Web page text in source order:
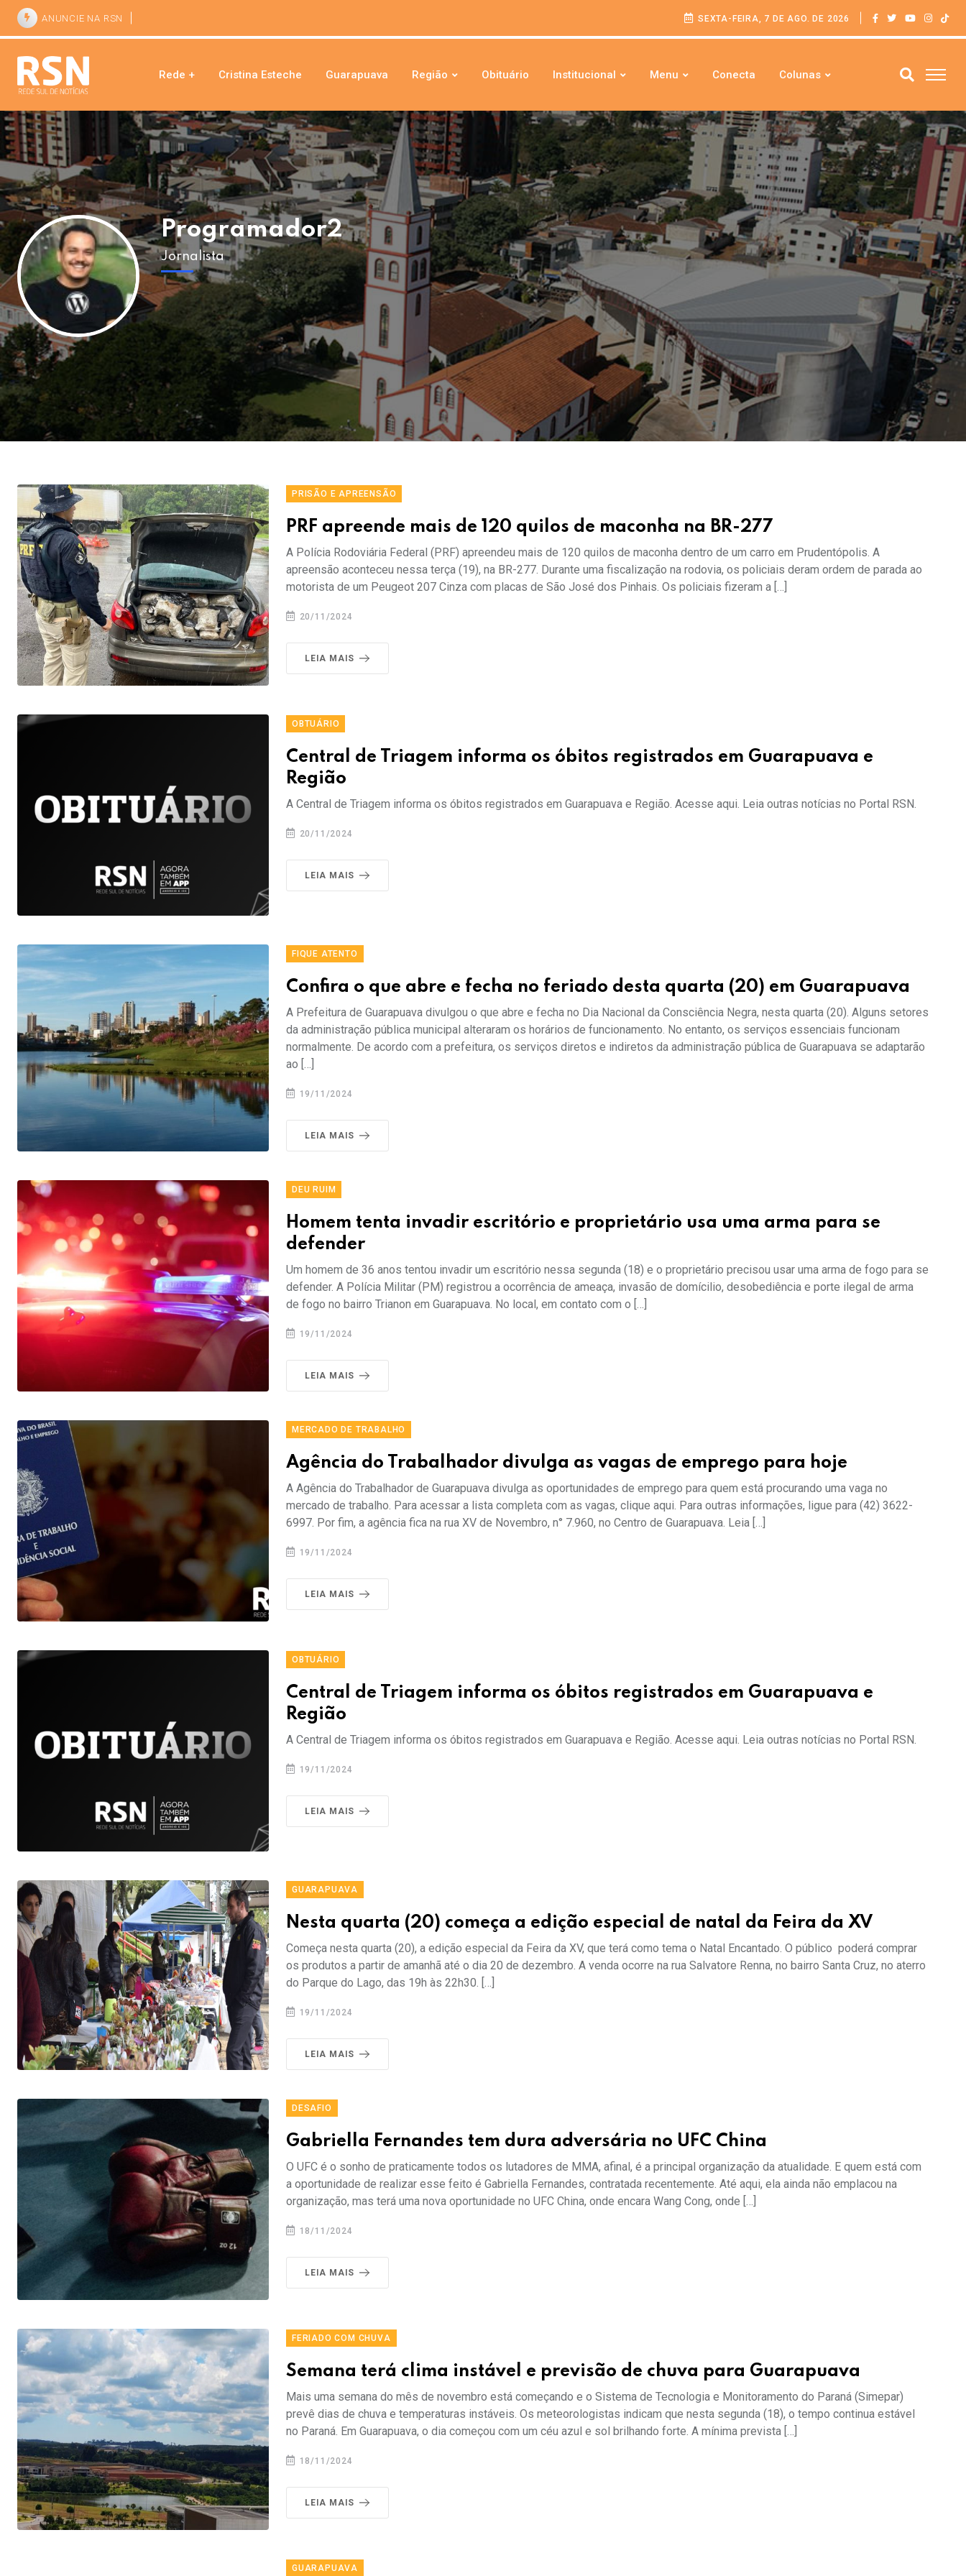
ANUNCIE NA RSN SEXTA-FEIRA, 7 DE AGO. DE 2026
Rede + Cristina Esteche Guarapuava Região Obituário Institucional Menu Conecta Colunas
Programador2
Jornalista
PRISÃO E APREENSÃO
PRF apreende mais de 120 quilos de maconha na BR-277
A Polícia Rodoviária Federal (PRF) apreendeu mais de 120 quilos de maconha dentro de um carro em Prudentópolis. A
apreensão aconteceu nessa terça (19), na BR-277. Durante uma fiscalização na rodovia, os policiais deram ordem de parada ao
motorista de um Peugeot 207 Cinza com placas de São José dos Pinhais. Os policiais fizeram a […]
20/11/2024
LEIA MAIS
OBTUÁRIO
Central de Triagem informa os óbitos registrados em Guarapuava e
Região
A Central de Triagem informa os óbitos registrados em Guarapuava e Região. Acesse aqui. Leia outras notícias no Portal RSN.
20/11/2024
LEIA MAIS
FIQUE ATENTO
Confira o que abre e fecha no feriado desta quarta (20) em Guarapuava
A Prefeitura de Guarapuava divulgou o que abre e fecha no Dia Nacional da Consciência Negra, nesta quarta (20). Alguns setores
da administração pública municipal alteraram os horários de funcionamento. No entanto, os serviços essenciais funcionam
normalmente. De acordo com a prefeitura, os serviços diretos e indiretos da administração pública de Guarapuava se adaptarão
ao […]
19/11/2024
LEIA MAIS
DEU RUIM
Homem tenta invadir escritório e proprietário usa uma arma para se
defender
Um homem de 36 anos tentou invadir um escritório nessa segunda (18) e o proprietário precisou usar uma arma de fogo para se
defender. A Polícia Militar (PM) registrou a ocorrência de ameaça, invasão de domícilio, desobediência e porte ilegal de arma
de fogo no bairro Trianon em Guarapuava. No local, em contato com o […]
19/11/2024
LEIA MAIS
MERCADO DE TRABALHO
Agência do Trabalhador divulga as vagas de emprego para hoje
A Agência do Trabalhador de Guarapuava divulga as oportunidades de emprego para quem está procurando uma vaga no
mercado de trabalho. Para acessar a lista completa com as vagas, clique aqui. Para outras informações, ligue para (42) 3622-
6997. Por fim, a agência fica na rua XV de Novembro, n° 7.960, no Centro de Guarapuava. Leia […]
19/11/2024
LEIA MAIS
OBTUÁRIO
Central de Triagem informa os óbitos registrados em Guarapuava e
Região
A Central de Triagem informa os óbitos registrados em Guarapuava e Região. Acesse aqui. Leia outras notícias no Portal RSN.
19/11/2024
LEIA MAIS
GUARAPUAVA
Nesta quarta (20) começa a edição especial de natal da Feira da XV
Começa nesta quarta (20), a edição especial da Feira da XV, que terá como tema o Natal Encantado. O público poderá comprar
os produtos a partir de amanhã até o dia 20 de dezembro. A venda ocorre na rua Salvatore Renna, no bairro Santa Cruz, no aterro
do Parque do Lago, das 19h às 22h30. […]
19/11/2024
LEIA MAIS
DESAFIO
Gabriella Fernandes tem dura adversária no UFC China
O UFC é o sonho de praticamente todos os lutadores de MMA, afinal, é a principal organização da atualidade. E quem está com
a oportunidade de realizar esse feito é Gabriella Fernandes, contratada recentemente. Até aqui, ela ainda não emplacou na
organização, mas terá uma nova oportunidade no UFC China, onde encara Wang Cong, onde […]
18/11/2024
LEIA MAIS
FERIADO COM CHUVA
Semana terá clima instável e previsão de chuva para Guarapuava
Mais uma semana do mês de novembro está começando e o Sistema de Tecnologia e Monitoramento do Paraná (Simepar)
prevê dias de chuva e temperaturas instáveis. Os meteorologistas indicam que nesta segunda (18), o tempo continua estável
no Paraná. Em Guarapuava, o dia começou com um céu azul e sol brilhando forte. A mínima prevista […]
18/11/2024
LEIA MAIS
GUARAPUAVA